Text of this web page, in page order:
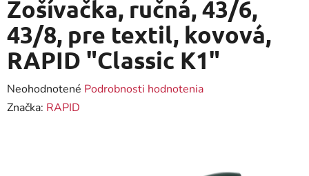
Zošívačka, ručná, 43/6,
43/8, pre textil, kovová,
RAPID "Classic K1"
Priemerné
hodnotenie
Neohodnotené Podrobnosti hodnotenia
Značka: RAPID